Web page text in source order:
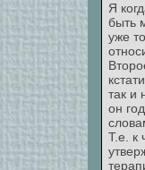
Я
быть
уже
так и
он
Т.е. к